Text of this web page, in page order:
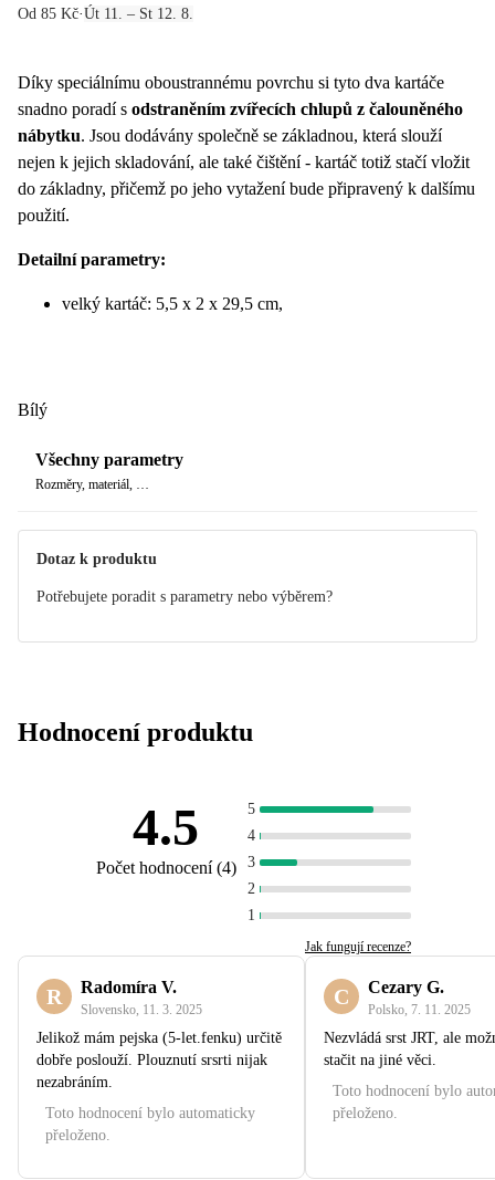
Od 85 Kč·Út 11. – St 12. 8.
Díky speciálnímu oboustrannému povrchu si tyto dva kartáče
snadno poradí s odstraněním zvířecích chlupů z čalouněného
nábytku. Jsou dodávány společně se základnou, která slouží
nejen k jejich skladování, ale také čištění - kartáč totiž stačí vložit
do základny, přičemž po jeho vytažení bude připravený k dalšímu
použití.
Detailní parametry:
velký kartáč: 5,5 x 2 x 29,5 cm,
Bílý
Všechny parametry
Rozměry, materiál, …
Dotaz k produktu
Potřebujete poradit s parametry nebo výběrem?
Hodnocení produktu
4.5
Počet hodnocení(4)
5
4
3
2
1
Jak fungují recenze?
R Radomíra V.
Slovensko 11. 3. 2025
Jelikož mám pejska (5-let.fenku) určitě
dobře poslouží. Plouznutí srsrti nijak
nezabráním.
Toto hodnocení bylo automaticky
přeloženo.
C Cezary G.
Polsko 7. 11. 2025
Nezvládá srst JRT, ale
stačit na jiné věci.
Toto hodnocení bylo
přeloženo.